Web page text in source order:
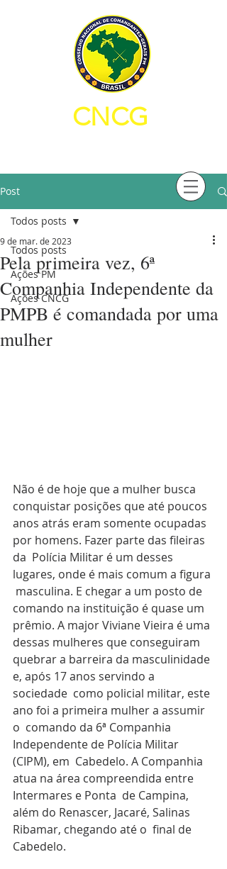
CNCG
Post
Todos posts
Ações PM
Ações CNCG
Todos posts
Pela primeira vez, 6ª
Companhia Independente da
PMPB é comandada por uma
mulher
9 de mar. de 2023
Não é de hoje que a mulher busca
conquistar posições que até poucos
anos atrás eram somente ocupadas
por homens. Fazer parte das fileiras
da  Polícia Militar é um desses
lugares, onde é mais comum a figura
masculina. E chegar a um posto de
comando na instituição é quase um
prêmio. A major Viviane Vieira é uma
dessas mulheres que conseguiram
quebrar a barreira da masculinidade
e, após 17 anos servindo a
sociedade  como policial militar, este
ano foi a primeira mulher a assumir
o  comando da 6ª Companhia
Independente de Polícia Militar
(CIPM), em  Cabedelo. A Companhia
atua na área compreendida entre
Intermares e Ponta  de Campina,
além do Renascer, Jacaré, Salinas
Ribamar, chegando até o  final de
Cabedelo.